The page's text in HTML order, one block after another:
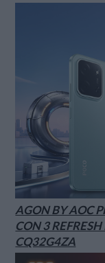
AGON BY AOC
CON 3
CQ32G4ZA